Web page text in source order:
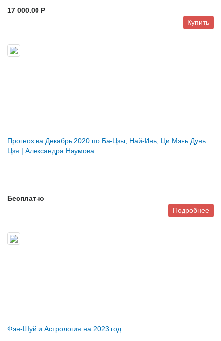
17 000.00 P
Купить
Прогноз на Декабрь 2020 по Ба-Цзы, Най-Инь, Ци Мэнь Дунь
Цзя | Александра Наумова
Бесплатно
Подробнее
Фэн-Шуй и Астрология на 2023 год